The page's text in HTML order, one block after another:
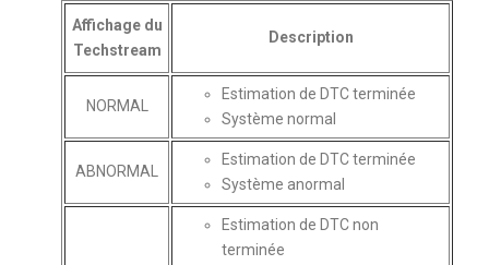
Affichage du
Techstream
Description
NORMAL
Estimation de DTC terminée
Système normal
ABNORMAL
Estimation de DTC terminée
Système anormal
Estimation de DTC non
terminée